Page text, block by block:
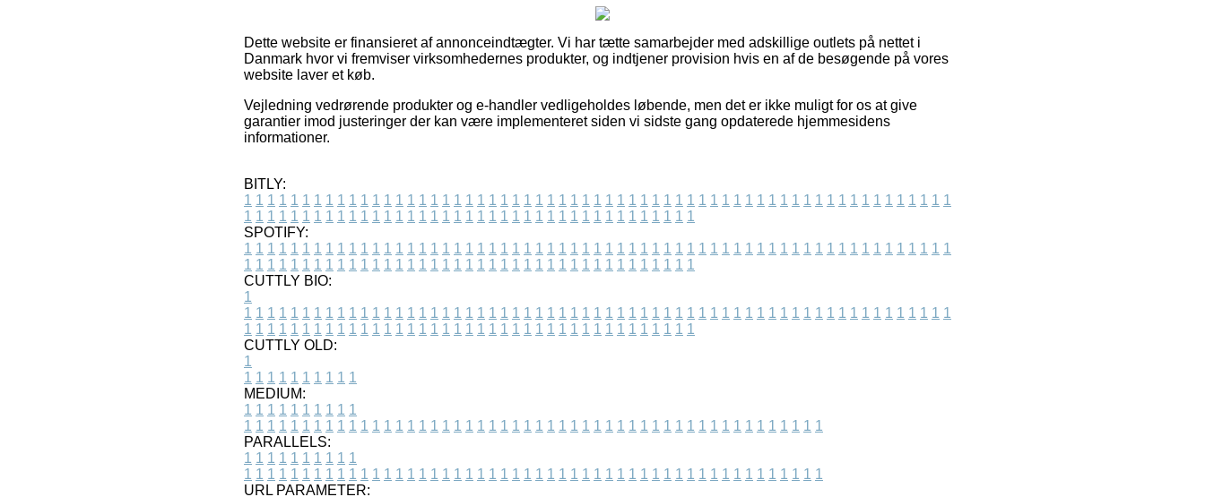
Dette website er finansieret af annonceindtægter. Vi har tætte samarbejder med adskillige outlets på nettet i
Danmark hvor vi fremviser virksomhedernes produkter, og indtjener provision hvis en af de besøgende på vores
website laver et køb.
Vejledning vedrørende produkter og e-handler vedligeholdes løbende, men det er ikke muligt for os at give
garantier imod justeringer der kan være implementeret siden vi sidste gang opdaterede hjemmesidens
informationer.
BITLY:
1 1 1 1 1 1 1 1 1 1 1 1 1 1 1 1 1 1 1 1 1 1 1 1 1 1 1 1 1 1 1 1 1 1 1 1 1 1 1 1 1 1 1 1 1 1 1 1 1 1 1 1 1 1 1 1 1 1 1 1 1
1 1 1 1 1 1 1 1 1 1 1 1 1 1 1 1 1 1 1 1 1 1 1 1 1 1 1 1 1 1 1 1 1 1 1 1 1 1 1
SPOTIFY:
1 1 1 1 1 1 1 1 1 1 1 1 1 1 1 1 1 1 1 1 1 1 1 1 1 1 1 1 1 1 1 1 1 1 1 1 1 1 1 1 1 1 1 1 1 1 1 1 1 1 1 1 1 1 1 1 1 1 1 1 1
1 1 1 1 1 1 1 1 1 1 1 1 1 1 1 1 1 1 1 1 1 1 1 1 1 1 1 1 1 1 1 1 1 1 1 1 1 1 1
CUTTLY BIO:
1
1 1 1 1 1 1 1 1 1 1 1 1 1 1 1 1 1 1 1 1 1 1 1 1 1 1 1 1 1 1 1 1 1 1 1 1 1 1 1 1 1 1 1 1 1 1 1 1 1 1 1 1 1 1 1 1 1 1 1 1 1
1 1 1 1 1 1 1 1 1 1 1 1 1 1 1 1 1 1 1 1 1 1 1 1 1 1 1 1 1 1 1 1 1 1 1 1 1 1 1
CUTTLY OLD:
1
1 1 1 1 1 1 1 1 1 1
MEDIUM:
1 1 1 1 1 1 1 1 1 1
1 1 1 1 1 1 1 1 1 1 1 1 1 1 1 1 1 1 1 1 1 1 1 1 1 1 1 1 1 1 1 1 1 1 1 1 1 1 1 1 1 1 1 1 1 1 1 1 1 1
PARALLELS:
1 1 1 1 1 1 1 1 1 1
1 1 1 1 1 1 1 1 1 1 1 1 1 1 1 1 1 1 1 1 1 1 1 1 1 1 1 1 1 1 1 1 1 1 1 1 1 1 1 1 1 1 1 1 1 1 1 1 1 1
URL PARAMETER: